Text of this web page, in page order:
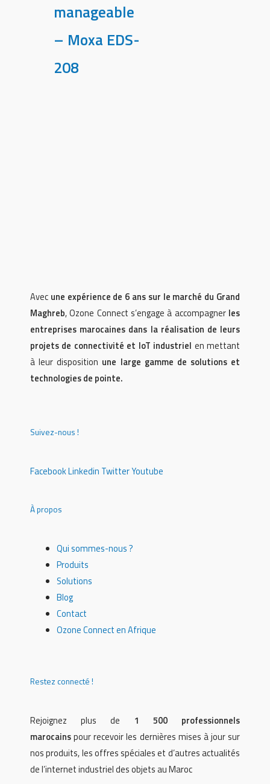
manageable
– Moxa EDS-
208
Avec une expérience de 6 ans sur le marché du Grand
Maghreb, Ozone Connect s’engage à accompagner les
entreprises marocaines dans la réalisation de leurs
projets de connectivité et IoT industriel en mettant
à leur disposition une large gamme de solutions et
technologies de pointe.
Suivez-nous !
FacebookLinkedin TwitterYoutube
À propos
Qui sommes-nous ?
Produits
Solutions
Blog
Contact
Ozone Connect en Afrique
Restez connecté !
Rejoignez plus de 1 500 professionnels
marocainspour recevoir les dernières mises à jour sur
nos produits, les offres spéciales et d’autres actualités
de l’internet industriel des objets au Maroc